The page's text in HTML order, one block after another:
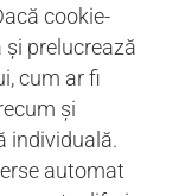
cookie-
și prelucrează
cum ar fi
și
individuală.
automat